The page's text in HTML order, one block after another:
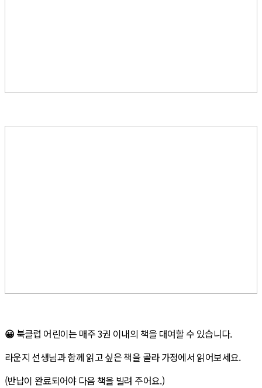
😀 북클럽 어린이는 매주 3권 이내의 책을 대여할 수 있습니다.
라운지 선생님과 함께 읽고 싶은 책을 골라 가정에서 읽어보세요.
(반납이 완료되어야 다음 책을 빌려 주어요.)